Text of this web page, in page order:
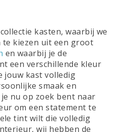
kasten, waarbij we
te kiezen uit een groot
en waarbij je de
een verschillende kleur
jouw kast volledig
smaak en
nu op zoek bent naar
om een statement te
tint wilt die volledig
wij hebben de